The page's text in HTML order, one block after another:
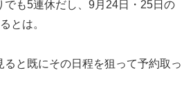
でも5連休だし、9月24日・25日の
とは。
ると既にその日程を狙って予約取っ